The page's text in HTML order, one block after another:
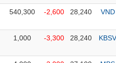
540,300 -2,600 28,240 VND
1,000 -3,300 28,240 KBSV